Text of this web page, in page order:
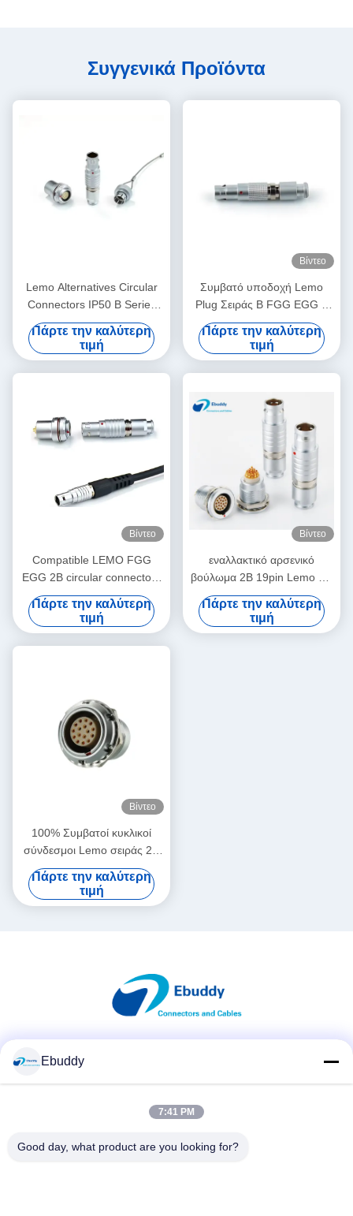
Συγγενικά Προϊόντα
Lemo Alternatives Circular
Connectors IP50 B Series
Socket Plug with Dust-proof
Cover
Πάρτε την καλύτερη
τιμή
Βίντεο
Συμβατό υποδοχή Lemo
Plug Σειράς B FGG EGG 2
έως 12Pin Αρσενικό Θηλυκό
Σύνδεσμος για Σύστημα
Ηλιακής Ενέργειας
Πάρτε την καλύτερη
τιμή
Βίντεο
Compatible LEMO FGG
EGG 2B circular connectors
Male And Female With
Customized Cable Assmebly
Manufacturer
Πάρτε την καλύτερη
τιμή
Βίντεο
εναλλακτικό αρσενικό
βούλωμα 2B 19pin Lemo για
τη συγκόλληση
FGG.2B.319.CLAD
καλωδίων
Πάρτε την καλύτερη
τιμή
Βίντεο
100% Συμβατοί κυκλικοί
σύνδεσμοι Lemo σειράς 2B
16 ακίδων αρσενικό και
θηλυκό
Πάρτε την καλύτερη
τιμή
Ebuddy
7:41 PM
Good day, what product are you looking for?